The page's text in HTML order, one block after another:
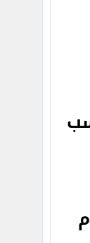
حسب